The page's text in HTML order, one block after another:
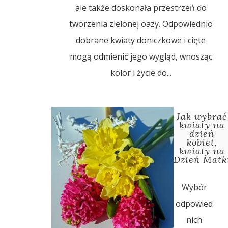
ale także doskonała przestrzeń do
tworzenia zielonej oazy. Odpowiednio
dobrane kwiaty doniczkowe i cięte
mogą odmienić jego wygląd, wnosząc
kolor i życie do...
Jak wybrać
kwiaty na
dzień
kobiet,
kwiaty na
Dzień
Wybór
odpowied
nich